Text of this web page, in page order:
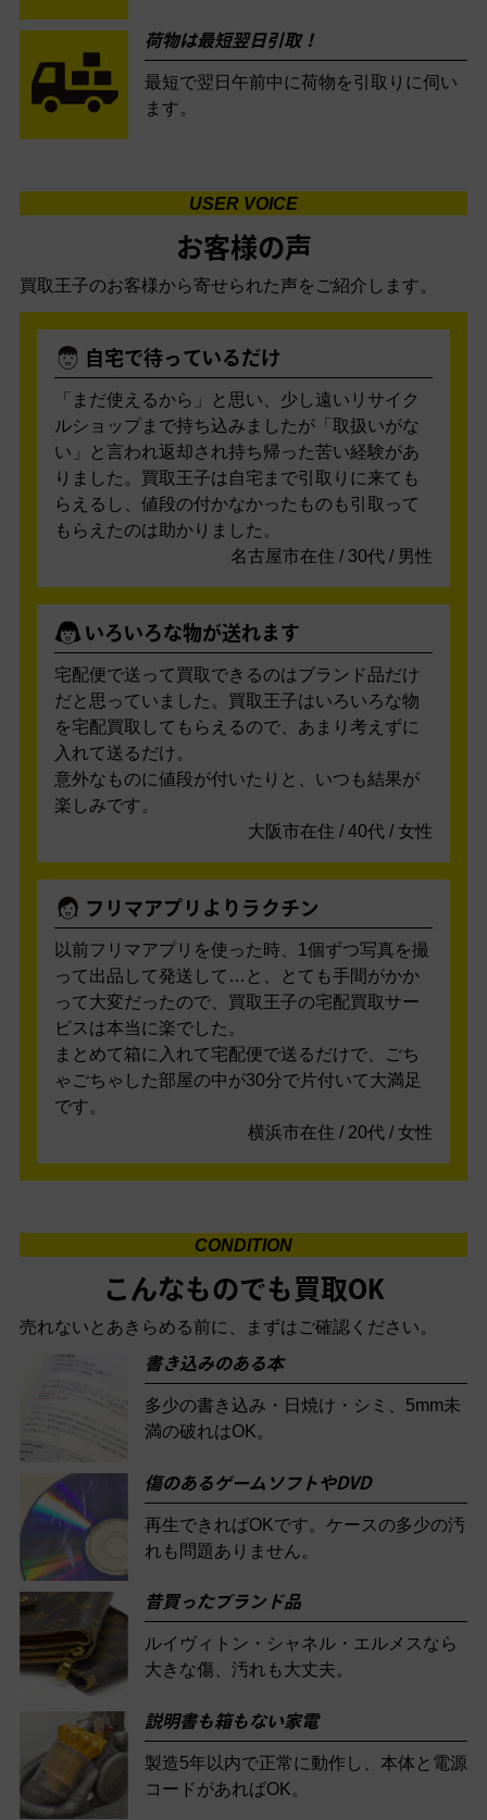
荷物は最短翌日引取！
最短で翌日午前中に荷物を引取りに伺い
ます。
USER VOICE
お客様の声
買取王子のお客様から寄せられた声をご紹介します。
自宅で待っているだけ
「まだ使えるから」と思い、少し遠いリサイク
ルショップまで持ち込みましたが「取扱いがな
い」と言われ返却され持ち帰った苦い経験があ
りました。買取王子は自宅まで引取りに来ても
らえるし、値段の付かなかったものも引取って
もらえたのは助かりました。
名古屋市在住 / 30代 / 男性
いろいろな物が送れます
宅配便で送って買取できるのはブランド品だけ
だと思っていました。買取王子はいろいろな物
を宅配買取してもらえるので、あまり考えずに
入れて送るだけ。
意外なものに値段が付いたりと、いつも結果が
楽しみです。
大阪市在住 / 40代 / 女性
フリマアプリよりラクチン
以前フリマアプリを使った時、1個ずつ写真を撮
って出品して発送して…と、とても手間がかか
って大変だったので、買取王子の宅配買取サー
ビスは本当に楽でした。
まとめて箱に入れて宅配便で送るだけで、ごち
ゃごちゃした部屋の中が30分で片付いて大満足
です。
横浜市在住 / 20代 / 女性
CONDITION
こんなものでも買取OK
売れないとあきらめる前に、まずはご確認ください。
書き込みのある本
多少の書き込み・日焼け・シミ、5mm未
満の破れはOK。
傷のあるゲームソフトやDVD
再生できればOKです。ケースの多少の汚
れも問題ありません。
昔買ったブランド品
ルイヴィトン・シャネル・エルメスなら
大きな傷、汚れも大丈夫。
説明書も箱もない家電
製造5年以内で正常に動作し、本体と電源
コードがあればOK。